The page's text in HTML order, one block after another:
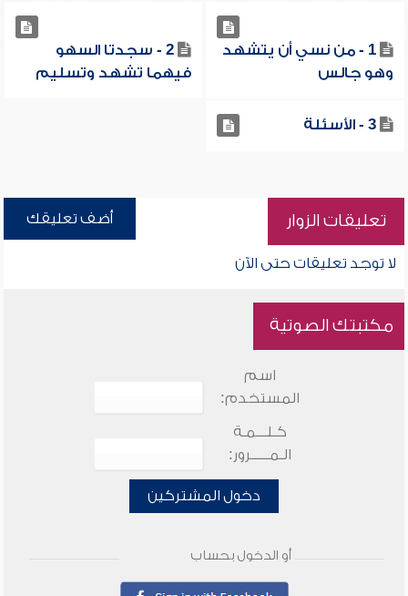
1 - من نسي أن يتشهد
وهو جالس
2 - سجدتا السهو
فيهما تشهد وتسليم
3 - الأسئلة
تعليقات الزوار أضف تعليقك
لا توجد تعليقات حتى الآن
مكتبتك الصوتية
اسم
المستخدم:
كـلـــمـة
الـمـــــرور:
دخول المشتركين
أو الدخول بحساب